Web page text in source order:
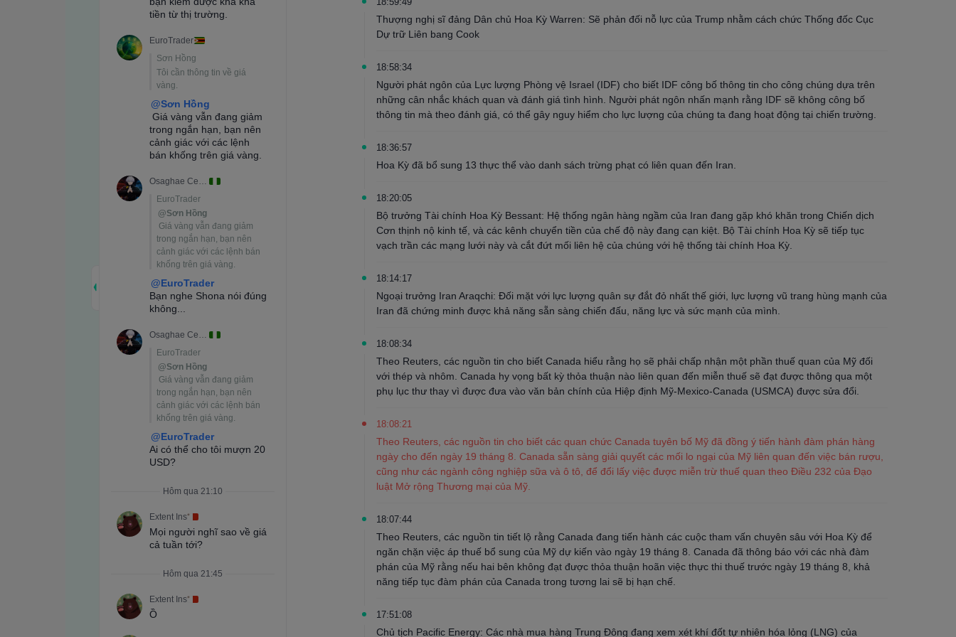
Thượng nghị sĩ đảng Dân chủ Hoa Kỳ Warren: Sẽ phản đối nỗ lực của Trump nhằm cách chức Thống đốc Cục
Dự trữ Liên bang Cook
18:58:34
Người phát ngôn của Lực lượng Phòng vệ Israel (IDF) cho biết IDF công bố thông tin cho công chúng dựa trên
những cân nhắc khách quan và đánh giá tình hình. Người phát ngôn nhấn mạnh rằng IDF sẽ không công bố
thông tin mà theo đánh giá, có thể gây nguy hiểm cho lực lượng của chúng ta đang hoạt động tại chiến trường.
18:36:57
Hoa Kỳ đã bổ sung 13 thực thể vào danh sách trừng phạt có liên quan đến Iran.
18:20:05
Bộ trưởng Tài chính Hoa Kỳ Bessant: Hệ thống ngân hàng ngầm của Iran đang gặp khó khăn trong Chiến dịch
Cơn thịnh nộ kinh tế, và các kênh chuyển tiền của chế độ này đang cạn kiệt. Bộ Tài chính Hoa Kỳ sẽ tiếp tục
vạch trần các mạng lưới này và cắt đứt mối liên hệ của chúng với hệ thống tài chính Hoa Kỳ.
18:14:17
Ngoại trưởng Iran Araqchi: Đối mặt với lực lượng quân sự đắt đỏ nhất thế giới, lực lượng vũ trang hùng mạnh của
Iran đã chứng minh được khả năng sẵn sàng chiến đấu, năng lực và sức mạnh của mình.
18:08:34
Theo Reuters, các nguồn tin cho biết Canada hiểu rằng họ sẽ phải chấp nhận một phần thuế quan của Mỹ đối
với thép và nhôm. Canada hy vọng bất kỳ thỏa thuận nào liên quan đến miễn thuế sẽ đạt được thông qua một
phụ lục thư thay vì được đưa vào văn bản chính của Hiệp định Mỹ-Mexico-Canada (USMCA) được sửa đổi.
18:08:21
Theo Reuters, các nguồn tin cho biết các quan chức Canada tuyên bố Mỹ đã đồng ý tiến hành đàm phán hàng
ngày cho đến ngày 19 tháng 8. Canada sẵn sàng giải quyết các mối lo ngại của Mỹ liên quan đến việc bán rượu,
cũng như các ngành công nghiệp sữa và ô tô, để đổi lấy việc được miễn trừ thuế quan theo Điều 232 của Đạo
luật Mở rộng Thương mại của Mỹ.
18:07:44
Theo Reuters, các nguồn tin tiết lộ rằng Canada đang tiến hành các cuộc tham vấn chuyên sâu với Hoa Kỳ để
ngăn chặn việc áp thuế bổ sung của Mỹ dự kiến ​​vào ngày 19 tháng 8. Canada đã thông báo với các nhà đàm
phán của Mỹ rằng nếu hai bên không đạt được thỏa thuận hoãn việc thực thi thuế trước ngày 19 tháng 8, khả
năng tiếp tục đàm phán của Canada trong tương lai sẽ bị hạn chế.
17:51:08
Chủ tịch Pacific Energy: Các nhà mua hàng Trung Đông đang xem xét khí đốt tự nhiên hóa lỏng (LNG) của